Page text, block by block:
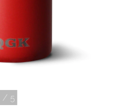
/ 5